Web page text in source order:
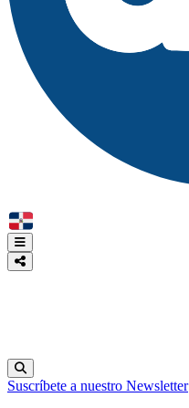
Suscríbete a nuestro Newsletter